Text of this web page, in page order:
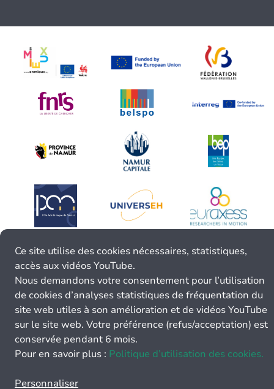
Ce site utilise des cookies nécessaires, statistiques,
accès aux vidéos YouTube.
Nous demandons votre consentement pour l’utilisation
de cookies d’analyses statistiques de fréquentation du
site web utiles à son amélioration et de vidéos YouTube
sur le site web. Votre préférence (refus/acceptation) est
conservée pendant 6 mois.
Pour en savoir plus : Politique d’utilisation des cookies.
Personnaliser